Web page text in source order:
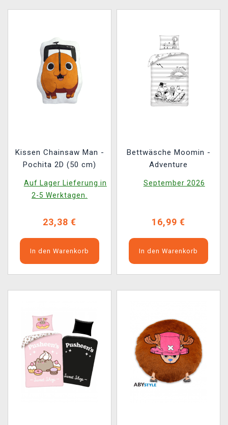
Kissen Chainsaw Man -
Pochita 2D (50 cm)
Auf Lager Lieferung in
2-5 Werktagen.
23,38 €
In den Warenkorb
Bettwäsche Moomin -
Adventure
September 2026
16,99 €
In den Warenkorb